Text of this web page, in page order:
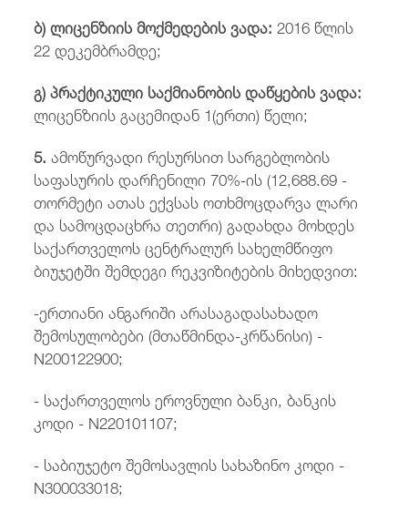
ბ) ლიცენზიის მოქმედების ვადა:2016 წლის
22 დეკემბრამდე;
გ) პრაქტიკული საქმიანობის დაწყების ვადა:
ლიცენზიის გაცემიდან 1(ერთი) წელი;
5.ამოწურვადი რესურსით სარგებლობის
საფასურის დარჩენილი 70%-ის (12,688.69 -
თორმეტი ათას ექვსას ოთხმოცდარვა ლარი
და სამოცდაცხრა თეთრი) გადახდა მოხდეს
საქართველოს ცენტრალურ სახელმწიფო
ბიუჯეტში შემდეგი რეკვიზიტების მიხედვით:
-ერთიანი ანგარიში არასაგადასახადო
შემოსულობები (მთაწმინდა-კრწანისი) -
N200122900;
- საქართველოს ეროვნული ბანკი, ბანკის
კოდი - N220101107;
- საბიუჯეტო შემოსავლის სახაზინო კოდი -
N300033018;